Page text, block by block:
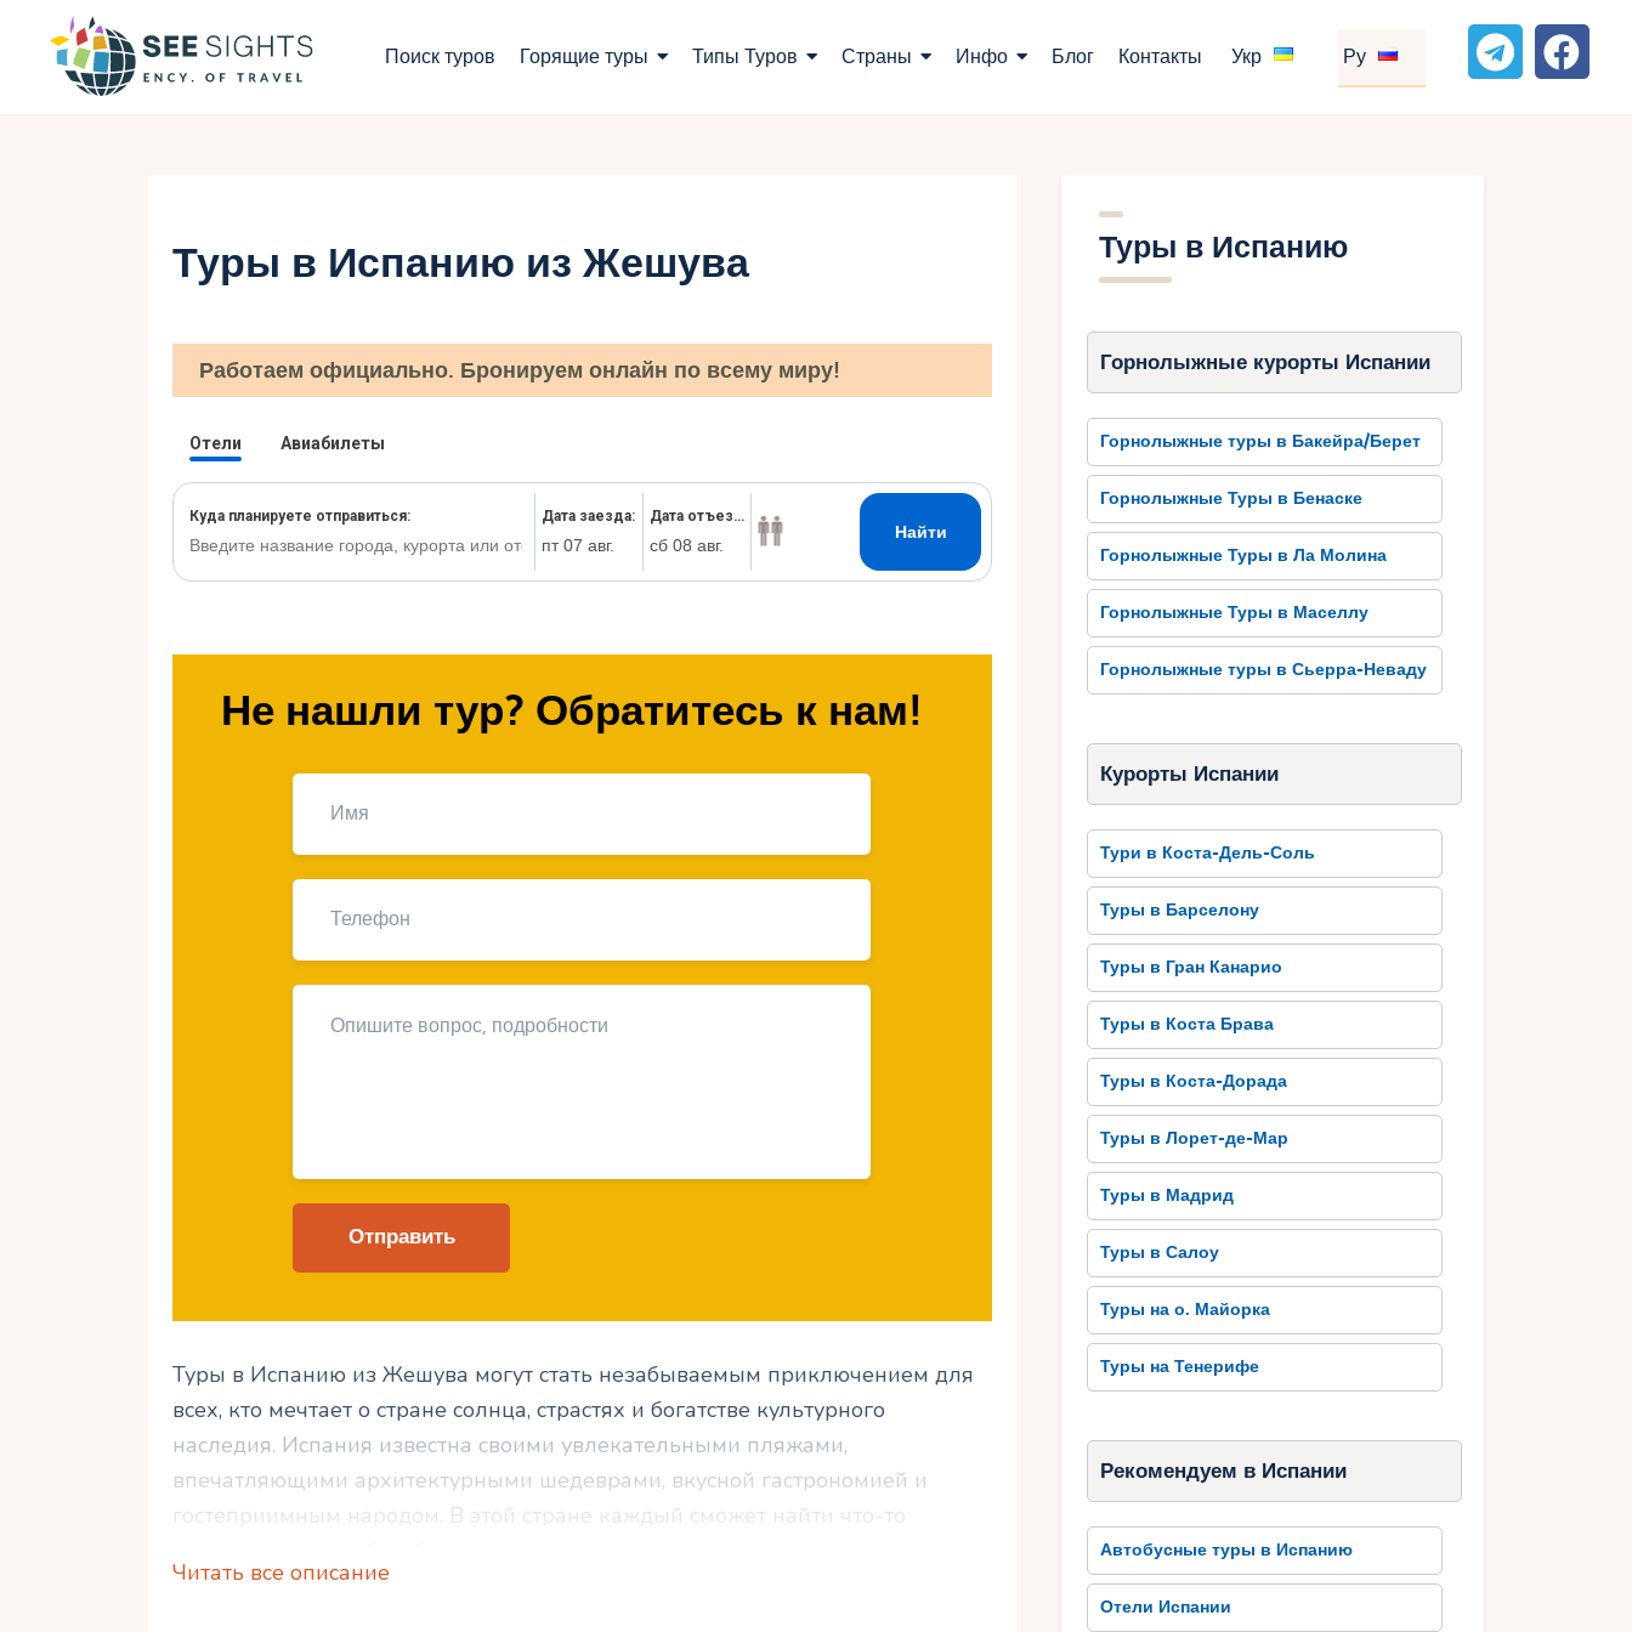
Поиск туров Горящие туры Типы Туров Страны Инфо Блог Контакты Укр Ру
Инфо
Блог
Укр
Ру
Туры в Испанию из Жешува
Работаем официально. Бронируем онлайн по всему миру!
Не нашли тур? Обратитесь к нам!
Туры в Испанию из Жешува могут стать незабываемым приключением для
всех, кто мечтает о стране солнца, страстях и богатстве культурного
наследия. Испания известна своими увлекательными пляжами,
впечатляющими архитектурными шедеврами, вкусной гастрономией и
гостеприимным народом. В этой стране каждый сможет найти что-то
знакомство с историческими достопримечательностями или просто
Читать все описание
Туры в Испанию
Горнолыжные курорты Испании
Горнолыжные туры в Бакейра/Берет
Горнолыжные Туры в Бенаске
Горнолыжные Туры в Ла Молина
Горнолыжные Туры в Маселлу
Горнолыжные туры в Сьерра-Неваду
Курорты Испании
Тури в Коста-Дель-Соль
Туры в Барселону
Туры в Гран Канарио
Туры в Коста Брава
Туры в Коста-Дорада
Туры в Лорет-де-Мар
Туры в Мадрид
Туры в Салоу
Туры на о. Майорка
Туры на Тенерифе
Рекомендуем в Испании
Автобусные туры в Испанию
Отели Испании